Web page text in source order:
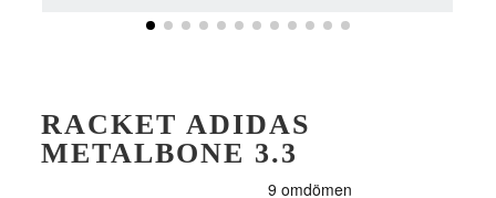
RACKET ADIDAS
METALBONE 3.3